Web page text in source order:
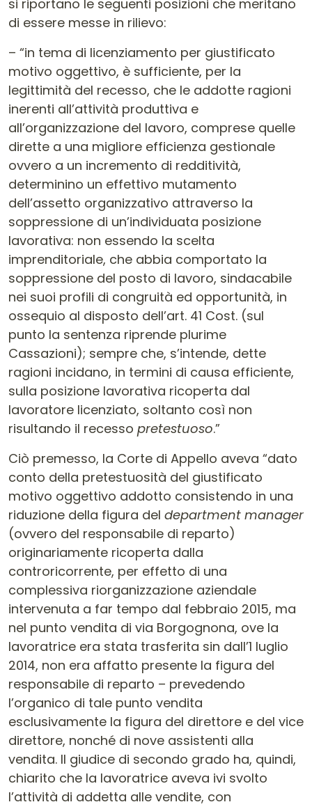
si riportano le seguenti posizioni che meritano
di essere messe in rilievo:
– “in tema di licenziamento per giustificato
motivo oggettivo, è sufficiente, per la
legittimità del recesso, che le addotte ragioni
inerenti all’attività produttiva e
all’organizzazione del lavoro, comprese quelle
dirette a una migliore efficienza gestionale
ovvero a un incremento di redditività,
determinino un effettivo mutamento
dell’assetto organizzativo attraverso la
soppressione di un’individuata posizione
lavorativa: non essendo la scelta
imprenditoriale, che abbia comportato la
soppressione del posto di lavoro, sindacabile
nei suoi profili di congruità ed opportunità, in
ossequio al disposto dell’art. 41 Cost. (sul
punto la sentenza riprende plurime
Cassazioni); sempre che, s’intende, dette
ragioni incidano, in termini di causa efficiente,
sulla posizione lavorativa ricoperta dal
lavoratore licenziato, soltanto così non
risultando il recesso pretestuoso.”
Ciò premesso, la Corte di Appello aveva “dato
conto della pretestuosità del giustificato
motivo oggettivo addotto consistendo in una
riduzione della figura del department manager
(ovvero del responsabile di reparto)
originariamente ricoperta dalla
controricorrente, per effetto di una
complessiva riorganizzazione aziendale
intervenuta a far tempo dal febbraio 2015, ma
nel punto vendita di via Borgognona, ove la
lavoratrice era stata trasferita sin dall’1 luglio
2014, non era affatto presente la figura del
responsabile di reparto – prevedendo
l’organico di tale punto vendita
esclusivamente la figura del direttore e del vice
direttore, nonché di nove assistenti alla
vendita. Il giudice di secondo grado ha, quindi,
chiarito che la lavoratrice aveva ivi svolto
l’attività di addetta alle vendite, con